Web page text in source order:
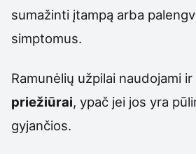
sumažinti įtampą arba
simptomus.
Ramunėlių užpilai naudojami ir
priežiūrai, ypač jei jos yra
gyjančios.